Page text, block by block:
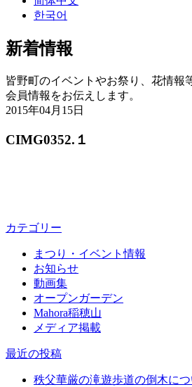
한국어
新着情報
皆野町のイベントやお祭り、花情報
会員情報をお伝えします。
2015年04月15日
CIMG0352.１
カテゴリー
まつり・イベント情報
お知らせ
動画集
オープンガーデン
Mahora稲穂山
メディア掲載
最近の投稿
秩父華厳の滝遊歩道の倒木につ